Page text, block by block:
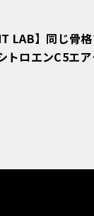
LAB】同じ骨
トロエンC5エ
ポート